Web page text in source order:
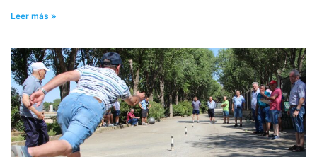
Leer más »